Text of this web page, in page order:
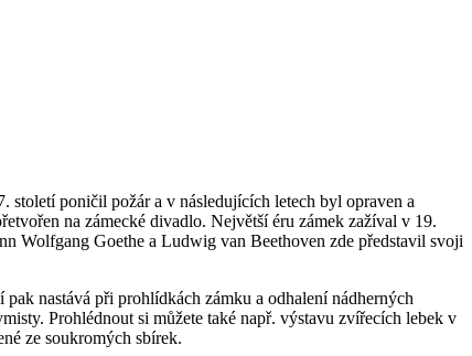
poničil požár a v následujících letech byl opraven a
na zámecké divadlo. Největší éru zámek zažíval v 19.
Wolfgang Goethe a Ludwig van Beethoven zde představil svoji
nastává při prohlídkách zámku a odhalení nádherných
Prohlédnout si můžete také např. výstavu zvířecích lebek v
ze soukromých sbírek.